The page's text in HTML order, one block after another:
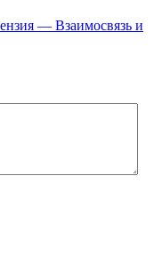
— Взаимосвязь и